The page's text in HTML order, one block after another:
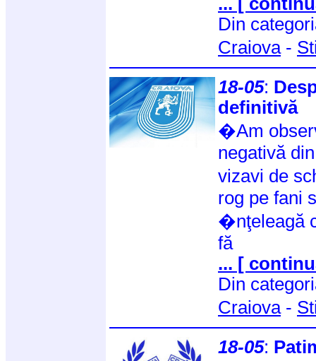
Din
Craiova-
18-05:
definitivă
�Am
negativă
vizavi de
rog pe fani
�nţeleagă
fă
... [
Din
Craiova-
18-05: